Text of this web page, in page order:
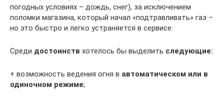
погодных условиях – дождь, снег), за исключением
поломки магазина, который начал «подтравливать» газ –
но это быстро и легко устраняется в сервисе.
Среди достоинств хотелось бы выделить следующие:
+ возможность ведения огня в автоматическом или в
одиночном режиме;